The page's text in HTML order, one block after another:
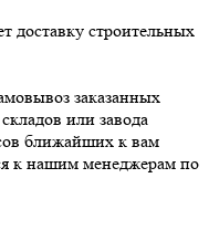
доставку строительных
заказанных
или завода
ближайших к вам
к нашим менеджерам по